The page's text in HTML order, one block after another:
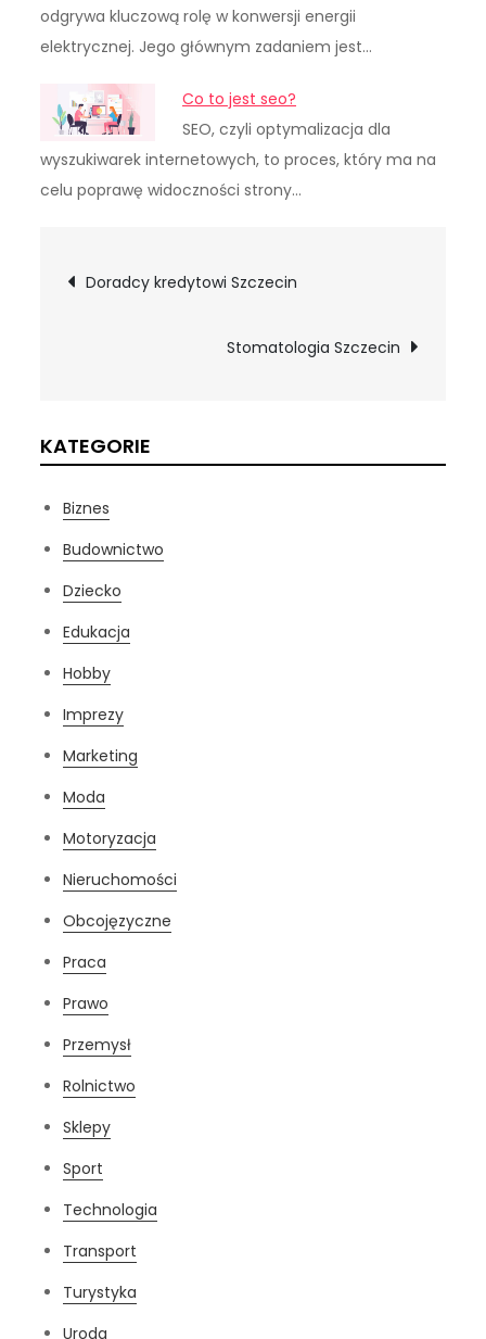
odgrywa kluczową rolę w konwersji energii
elektrycznej. Jego głównym zadaniem jest…
Co to jest seo?
SEO, czyli optymalizacja dla
wyszukiwarek internetowych, to proces, który ma na
celu poprawę widoczności strony…
Nawigacja
Doradcy kredytowi Szczecin
Stomatologia Szczecin
KATEGORIE
Biznes
Budownictwo
Dziecko
Edukacja
Hobby
Imprezy
Marketing
Moda
Motoryzacja
Nieruchomości
Obcojęzyczne
Praca
Prawo
Przemysł
Rolnictwo
Sklepy
Sport
Technologia
Transport
Turystyka
Uroda